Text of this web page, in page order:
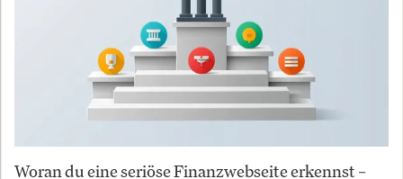
Woran du eine seriöse Finanzwebseite erkennst –